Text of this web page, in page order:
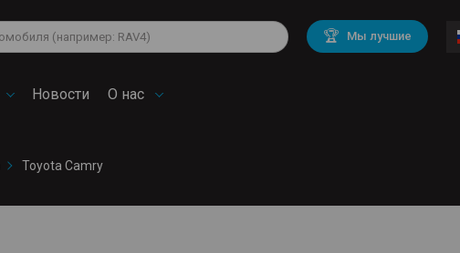
🏆 Мы лучшие
Новости О нас
Volkswagen
Mitsubishi BMW
Audi
Mercedes Benz Volvo
Toyota Camry